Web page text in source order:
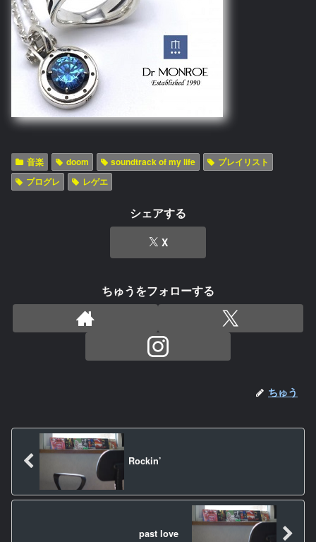
音楽 doom soundtrack of my life
プレイリスト
プログレ
レゲエ
シェアする
X
ちゅうをフォローする
ちゅう
Rockin’
past love